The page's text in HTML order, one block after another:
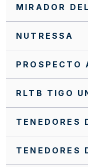
INVITACIÓN
INVITACIÓN
INVITACIÓN
INVITACIÓN
MIRADOR
NUTRESSA
PROSPECTO
RLTB TIGO
TENEDORES
TENEDORES